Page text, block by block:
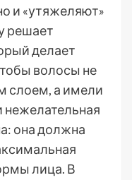
и «утяжеляют»
решает
делает
волосы не
слоем, а имели
нежелательная
она должна
лица. В